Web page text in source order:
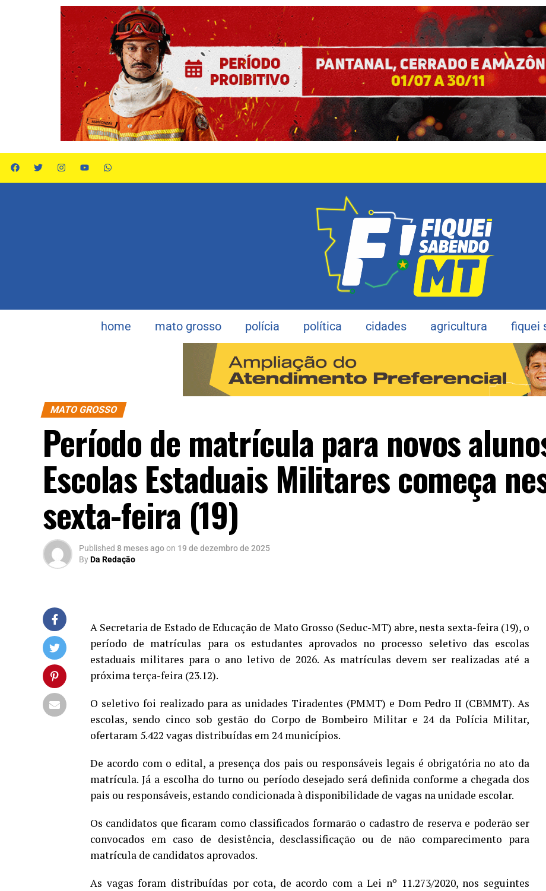
home mato grosso polícia política cidades agricultura fiquei
MATO GROSSO
Período de matrícula para novos
Escolas Estaduais Militares começa
sexta-feira (19)
Published 8 meses agoon 19 de dezembro de 2025
ByDa Redação
A Secretaria de Estado de Educação de Mato Grosso (Seduc-MT) abre, nesta sexta-feira (19), o
período de matrículas para os estudantes aprovados no processo seletivo das escolas
estaduais militares para o ano letivo de 2026. As matrículas devem ser realizadas até a
próxima terça-feira (23.12).
O seletivo foi realizado para as unidades Tiradentes (PMMT) e Dom Pedro II (CBMMT). As
escolas, sendo cinco sob gestão do Corpo de Bombeiro Militar e 24 da Polícia Militar,
ofertaram 5.422 vagas distribuídas em 24 municípios.
De acordo com o edital, a presença dos pais ou responsáveis legais é obrigatória no ato da
matrícula. Já a escolha do turno ou período desejado será definida conforme a chegada dos
pais ou responsáveis, estando condicionada à disponibilidade de vagas na unidade escolar.
Os candidatos que ficaram como classificados formarão o cadastro de reserva e poderão ser
convocados em caso de desistência, desclassificação ou de não comparecimento para
matrícula de candidatos aprovados.
As vagas foram distribuídas por cota, de acordo com a Lei nº 11.273/2020, nos seguintes